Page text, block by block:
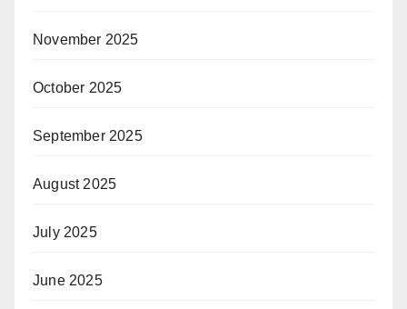
November 2025
October 2025
September 2025
August 2025
July 2025
June 2025